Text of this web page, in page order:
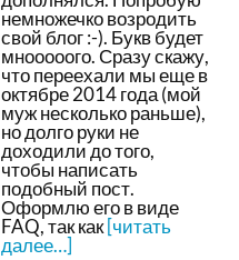
немножечко возродить
свой блог :-). Букв будет
мнооооого. Сразу скажу,
что переехали мы еще в
октябре 2014 года (мой
муж несколько раньше),
но долго руки не
доходили до того,
чтобы написать
подобный пост.
Оформлю его в виде
FAQ, так как[читать
далее…]